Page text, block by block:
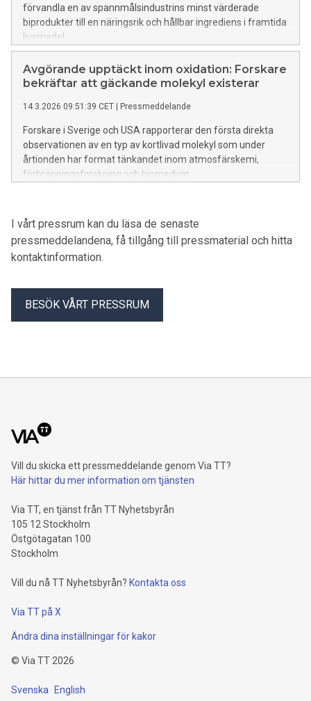
förvandla en av spannmålsindustrins minst värderade
biprodukter till en näringsrik och hållbar ingrediens i framtida
livsmedel.
Avgörande upptäckt inom oxidation: Forskare
bekräftar att gäckande molekyl existerar
14.3.2026 09:51:39 CET Pressmeddelande
Forskare i Sverige och USA rapporterar den första direkta
observationen av en typ av kortlivad molekyl som under
årtionden har format tänkandet inom atmosfärskemi,
förbränningsforskning och biomedicin.
I vårt pressrum kan du läsa de senaste
pressmeddelandena, få tillgång till pressmaterial och hitta
kontaktinformation.
BESÖK VÅRT PRESSRUM
Vill du skicka ett pressmeddelande genom Via TT?
Här hittar du mer information om tjänsten
Via TT, en tjänst från TT Nyhetsbyrån
105 12 Stockholm
Östgötagatan 100
Stockholm
Vill du nå TT Nyhetsbyrån? Kontakta oss
Via TT på X
Ändra dina inställningar för kakor
© Via TT2026
Svenska English